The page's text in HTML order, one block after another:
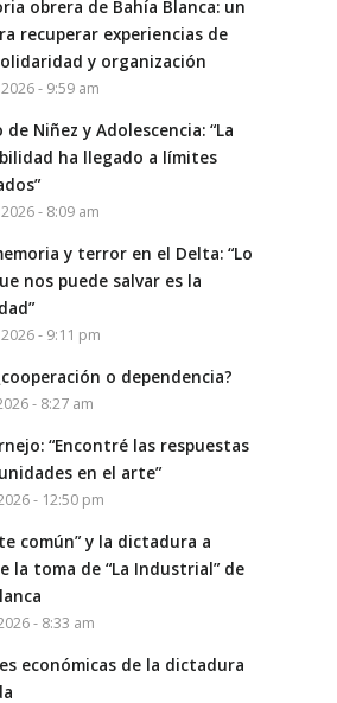
obrera de Bahía Blanca: un
recuperar experiencias de
y organización
- 9:59 am
de Niñez y Adolescencia: “La
ha llegado a límites
- 8:09 am
y terror en el Delta: “Lo
nos puede salvar es la
- 9:11 pm
o dependencia?
- 8:27 am
“Encontré las respuestas
en el arte”
- 12:50 pm
común” y la dictadura a
la toma de “La Industrial” de
- 8:33 am
económicas de la dictadura